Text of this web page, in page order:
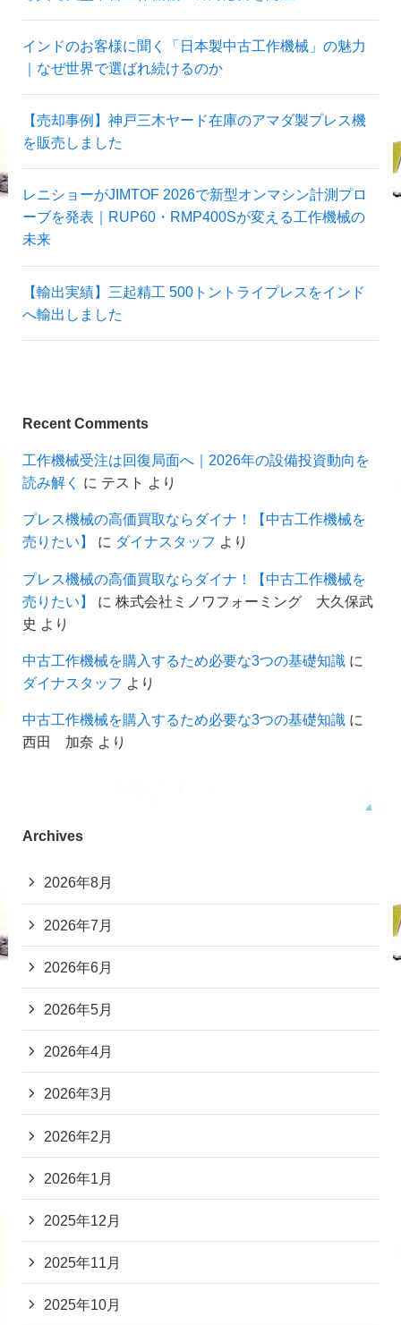
インドのお客様に聞く「日本製中古工作機械」の魅力
｜なぜ世界で選ばれ続けるのか
【売却事例】神戸三木ヤード在庫のアマダ製プレス機
を販売しました
レニショーがJIMTOF 2026で新型オンマシン計測プロ
ーブを発表｜RUP60・RMP400Sが変える工作機械の
未来
【輸出実績】三起精工 500トントライプレスをインド
へ輸出しました
Recent Comments
工作機械受注は回復局面へ｜2026年の設備投資動向を
読み解く
に テスト より
プレス機械の高価買取ならダイナ！【中古工作機械を
売りたい】
に ダイナスタッフ より
プレス機械の高価買取ならダイナ！【中古工作機械を
売りたい】
に 株式会社ミノワフォーミング 大久保武
史 より
中古工作機械を購入するため必要な3つの基礎知識に
ダイナスタッフ より
中古工作機械を購入するため必要な3つの基礎知識に
西田 加奈 より
Archives
2026年8月
2026年7月
2026年6月
2026年5月
2026年4月
2026年3月
2026年2月
2026年1月
2025年12月
2025年11月
2025年10月